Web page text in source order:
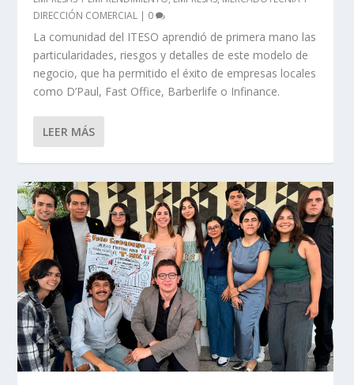
DIRECCIÓN COMERCIAL | 0
La comunidad del ITESO aprendió de primera mano las
particularidades, riesgos y detalles de este modelo de
negocio, que ha permitido el éxito de empresas locales
como D’Paul, Fast Office, Barberlife o Infinance.
LEER MÁS